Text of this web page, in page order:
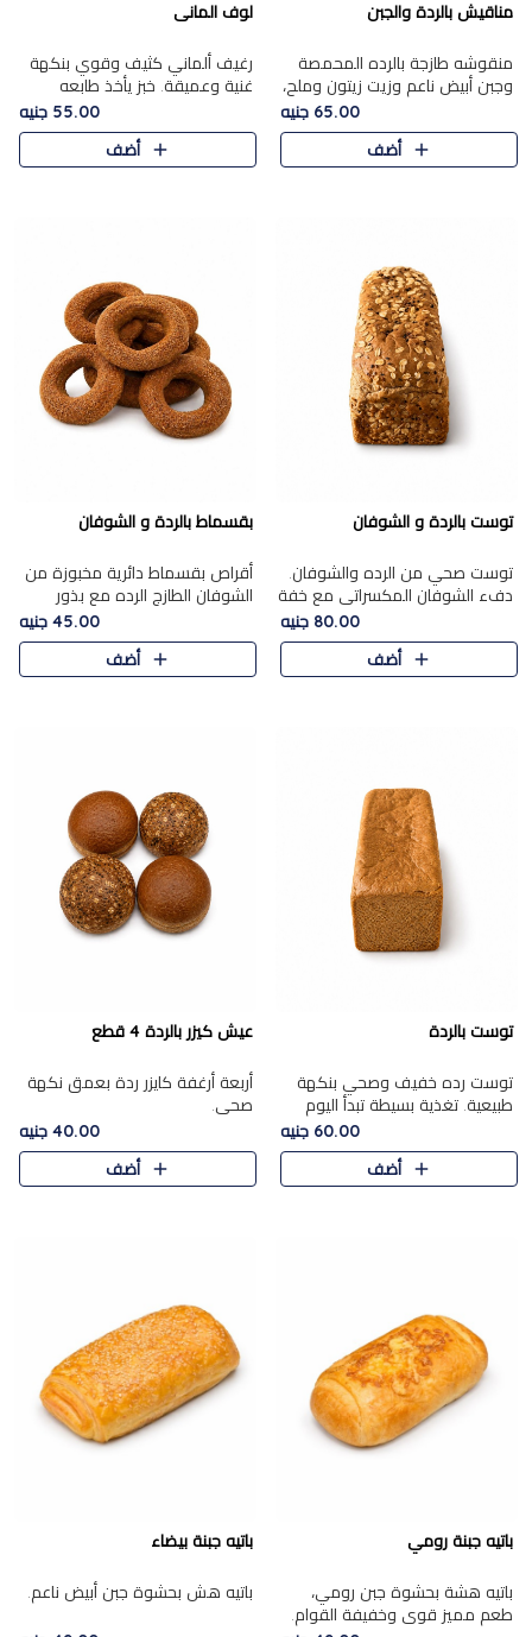
مناقيش بالردة والجبن
منقوشه طازجة بالرده المحمصة
وجبن أبيض ناعم وزيت زيتون وملح،
مباشرة من الفرن.الرده مع نعومة
الجبن فوق عجينة طازجة.
65.00 جنيه
أضف
لوف المانى
رغيف ألماني كثيف وقوي بنكهة
غنية وعميقة. خبز يأخذ طابعه
55.00 جنيه
أضف
توست بالردة و الشوفان
توست صحي من الرده والشوفان.
دفء الشوفان المكسراتي مع خفة
80.00 جنيه
أضف
بقسماط بالردة و الشوفان
أقراص بقسماط دائرية مخبوزة من
الشوفان الطازج الرده مع بذور
مختارة. قرمشة الحبوب والبذور،
بداية صحية لكل صباح.
45.00 جنيه
أضف
توست بالردة
توست رده خفيف وصحي بنكهة
طبيعية. تغذية بسيطة تبدأ اليوم
60.00 جنيه
أضف
عيش كيزر بالردة 4 قطع
أربعة أرغفة كايزر ردة بعمق نكهة
صحي.
40.00 جنيه
أضف
باتيه جبنة رومي
باتيه هشة بحشوة جبن رومي،
طعم مميز قوي وخفيفة القوام.
باتيه جبنة بيضاء
باتيه هش بحشوة جبن أبيض ناعم.